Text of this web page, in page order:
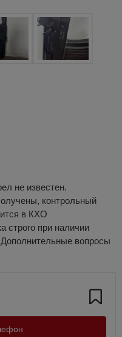
не известен.
контрольный
в КХО
строго при наличии
вопросы